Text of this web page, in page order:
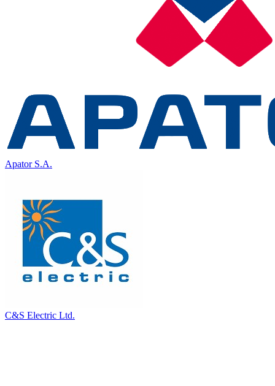
Apator S.A.
C&S Electric Ltd.